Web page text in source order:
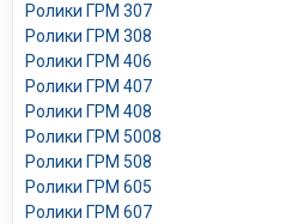
Ролики ГРМ 307
Ролики ГРМ 308
Ролики ГРМ 406
Ролики ГРМ 407
Ролики ГРМ 408
Ролики ГРМ 5008
Ролики ГРМ 508
Ролики ГРМ 605
Ролики ГРМ 607